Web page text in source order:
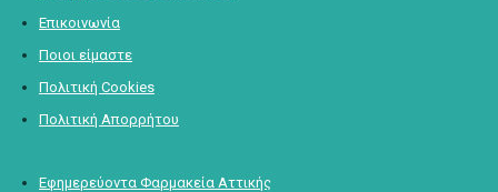
Επικοινωνία
Ποιοι είμαστε
Πολιτική Cookies
Πολιτική Απορρήτου
Εφημερεύοντα Φαρμακεία Αττικής